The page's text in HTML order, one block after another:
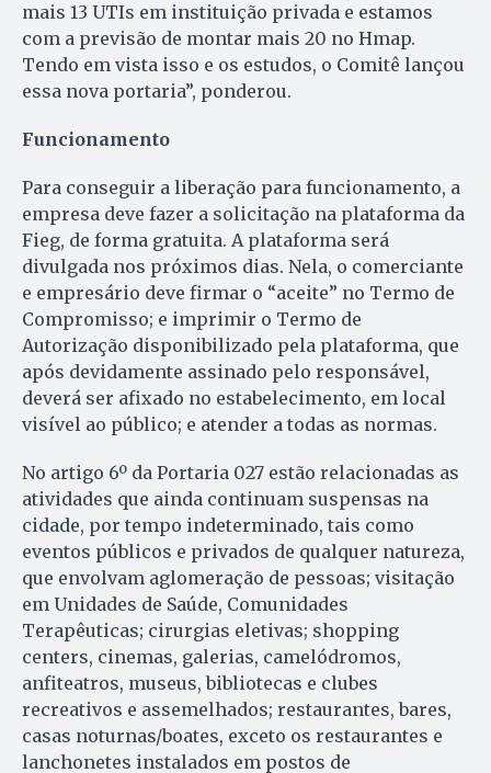
mais 13 UTIs em instituição privada e estamos
com a previsão de montar mais 20 no Hmap.
Tendo em vista isso e os estudos, o Comitê lançou
essa nova portaria”, ponderou.
Funcionamento
Para conseguir a liberação para funcionamento, a
empresa deve fazer a solicitação na plataforma da
Fieg, de forma gratuita. A plataforma será
divulgada nos próximos dias. Nela, o comerciante
e empresário deve firmar o “aceite” no Termo de
Compromisso; e imprimir o Termo de
Autorização disponibilizado pela plataforma, que
após devidamente assinado pelo responsável,
deverá ser afixado no estabelecimento, em local
visível ao público; e atender a todas as normas.
No artigo 6º da Portaria 027 estão relacionadas as
atividades que ainda continuam suspensas na
cidade, por tempo indeterminado, tais como
eventos públicos e privados de qualquer natureza,
que envolvam aglomeração de pessoas; visitação
em Unidades de Saúde, Comunidades
Terapêuticas; cirurgias eletivas; shopping
centers, cinemas, galerias, camelódromos,
anfiteatros, museus, bibliotecas e clubes
recreativos e assemelhados; restaurantes, bares,
casas noturnas/boates, exceto os restaurantes e
lanchonetes instalados em postos de